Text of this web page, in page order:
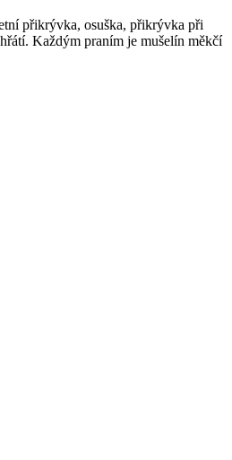
přikrývka, osuška, přikrývka při
Každým praním je mušelín měkčí